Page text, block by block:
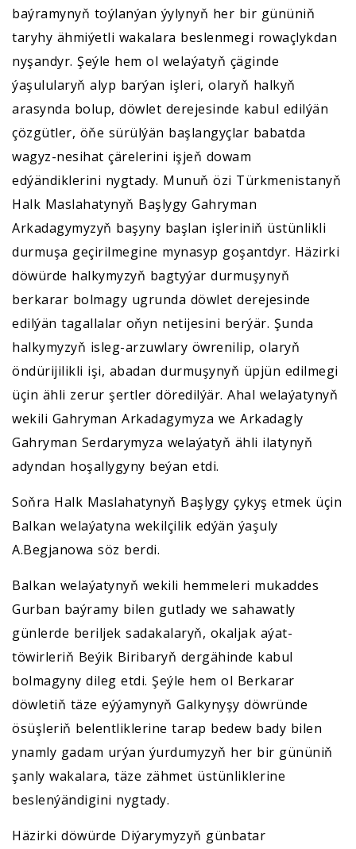
baýramynyň toýlanýan ýylynyň her bir gününiň
taryhy ähmiýetli wakalara beslenmegi rowaçlykdan
nyşandyr. Şeýle hem ol welaýatyň çäginde
ýaşulularyň alyp barýan işleri, olaryň halkyň
arasynda bolup, döwlet derejesinde kabul edilýän
çözgütler, öňe sürülýän başlangyçlar babatda
wagyz-nesihat çärelerini işjeň dowam
edýändiklerini nygtady. Munuň özi Türkmenistanyň
Halk Maslahatynyň Başlygy Gahryman
Arkadagymyzyň başyny başlan işleriniň üstünlikli
durmuşa geçirilmegine mynasyp goşantdyr. Häzirki
döwürde halkymyzyň bagtyýar durmuşynyň
berkarar bolmagy ugrunda döwlet derejesinde
edilýän tagallalar oňyn netijesini berýär. Şunda
halkymyzyň isleg-arzuwlary öwrenilip, olaryň
öndürijilikli işi, abadan durmuşynyň üpjün edilmegi
üçin ähli zerur şertler döredilýär. Ahal welaýatynyň
wekili Gahryman Arkadagymyza we Arkadagly
Gahryman Serdarymyza welaýatyň ähli ilatynyň
adyndan hoşallygyny beýan etdi.
Soňra Halk Maslahatynyň Başlygy çykyş etmek üçin
Balkan welaýatyna wekilçilik edýän ýaşuly
A.Begjanowa söz berdi.
Balkan welaýatynyň wekili hemmeleri mukaddes
Gurban baýramy bilen gutlady we sahawatly
günlerde beriljek sadakalaryň, okaljak aýat-
töwirleriň Beýik Biribaryň dergähinde kabul
bolmagyny dileg etdi. Şeýle hem ol Berkarar
döwletiň täze eýýamynyň Galkynyşy döwründe
ösüşleriň belentliklerine tarap bedew bady bilen
ynamly gadam urýan ýurdumyzyň her bir gününiň
şanly wakalara, täze zähmet üstünliklerine
beslenýändigini nygtady.
Häzirki döwürde Diýarymyzyň günbatar